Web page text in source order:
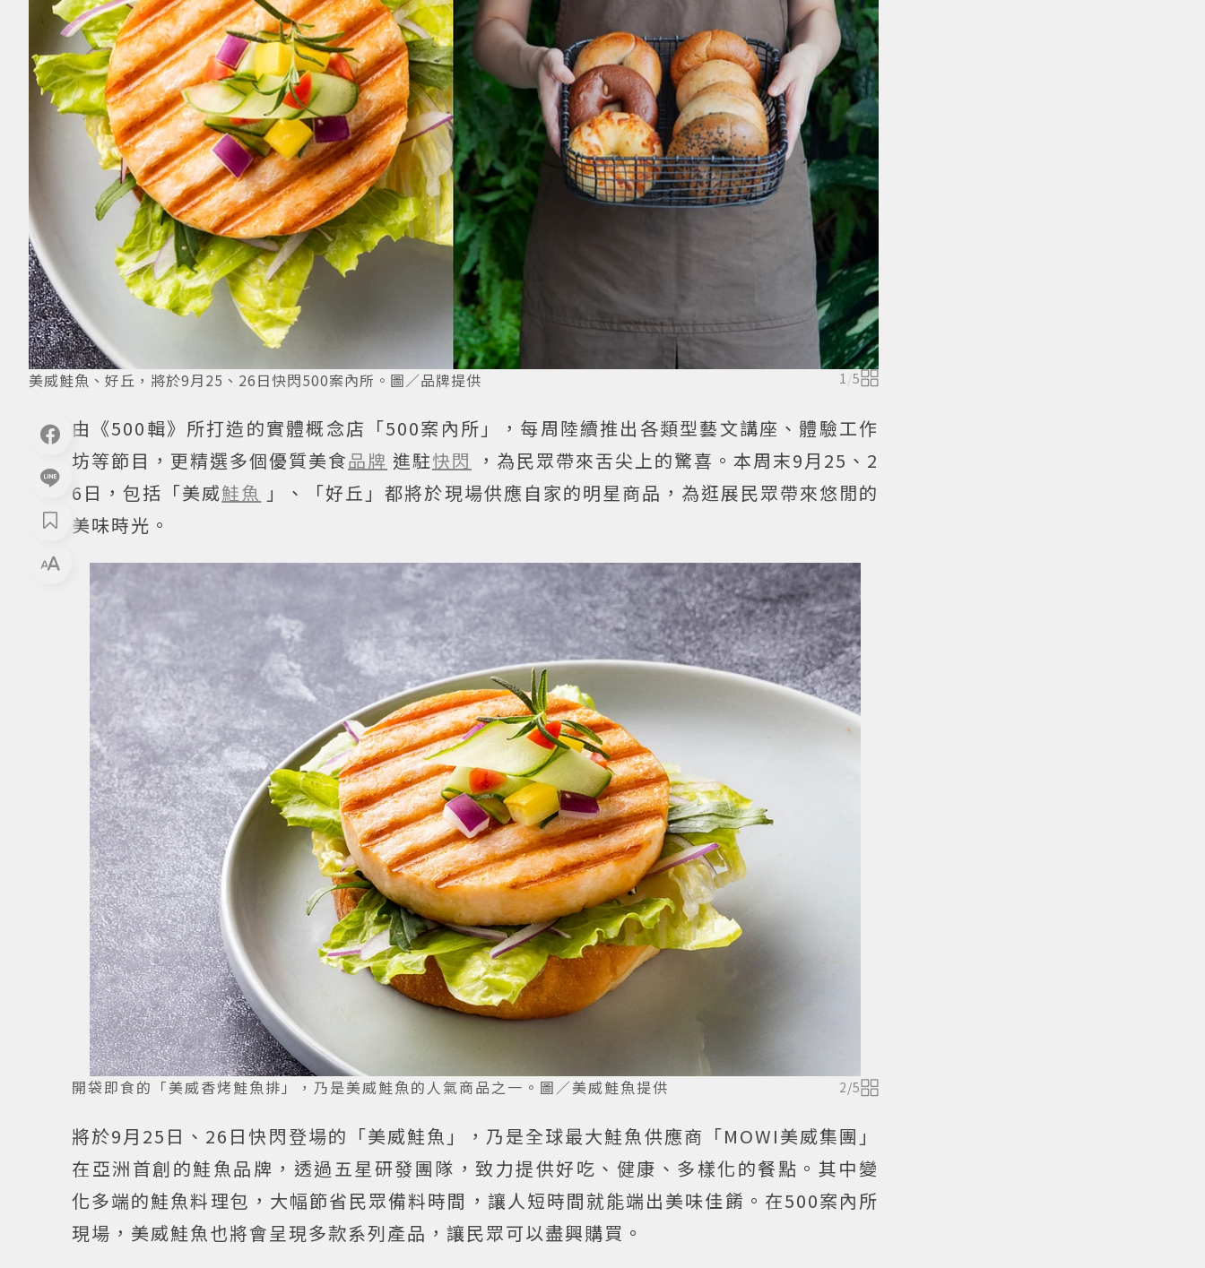
美威鮭魚、好丘，將於9月25、26日快閃500案內所。圖／品牌提供 1 /5
由《500輯》所打造的實體概念店「500案內所」，每周陸續推出各類型藝文講座、體驗工作
坊等節目，更精選多個優質美食品牌 進駐快閃
，為民眾帶來舌尖上的驚喜。本周末9月25、2
6日，包括「美威鮭魚 」、「好丘」都將於現場供應自家的明星商品，為逛展民眾帶來悠閒的
美味時光。
開袋即食的「美威香烤鮭魚排」，乃是美威鮭魚的人氣商品之一。圖／美威鮭魚提供 2/5
將於9月25日、26日快閃登場的「美威鮭魚」，乃是全球最大鮭魚供應商「MOWI美威集團」
在亞洲首創的鮭魚品牌，透過五星研發團隊，致力提供好吃、健康、多樣化的餐點。其中變
化多端的鮭魚料理包，大幅節省民眾備料時間，讓人短時間就能端出美味佳餚。在500案內所
現場，美威鮭魚也將會呈現多款系列產品，讓民眾可以盡興購買。